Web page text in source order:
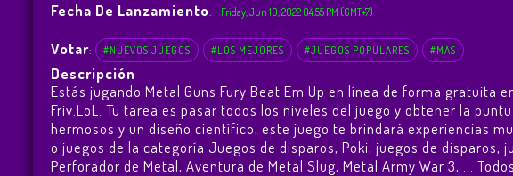
Fecha De Lanzamiento: Friday, Jun 10, 2022 04:55 PM (GMT+7)
Votar: #NUEVOS JUEGOS #LOS MEJORES #JUEGOS POPULARES #MÁS
Descripción
Estás jugando Metal Guns Fury Beat Em Up en línea de forma gratuita
Friv.LoL. Tu tarea es pasar todos los niveles del juego y obtener la
hermosos y un diseño científico, este juego te brindará experiencias
o juegos de la categoría Juegos de disparos, Poki, juegos de
Perforador de Metal, Aventura de Metal Slug, Metal Army War 3, ...